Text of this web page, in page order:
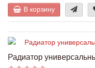
В корзину
Радиатор